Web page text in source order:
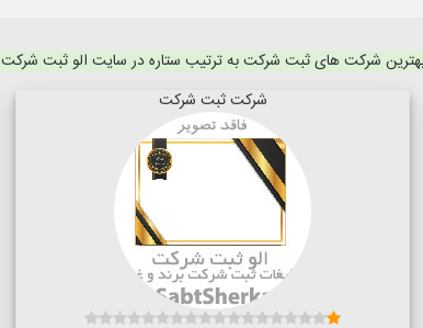
شرکت های ثبت شرکت به ترتیب ستاره در سایت الو ثبت شرکت
شرکت ثبت شرکت